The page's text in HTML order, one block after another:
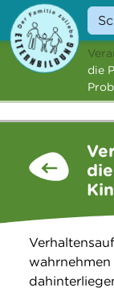
Angebote
Service
Über uns
Suche
die